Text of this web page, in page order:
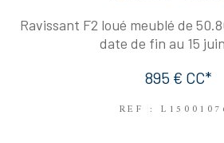
Ravissant F2 loué meublé de
date de fin au 15
895 € CC*
REF :